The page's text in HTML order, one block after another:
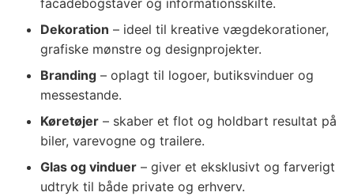
facadebogstaver og informationsskilte.
Dekoration – ideel til kreative vægdekorationer,
grafiske mønstre og designprojekter.
Branding – oplagt til logoer, butiksvinduer og
messestande.
Køretøjer – skaber et flot og holdbart resultat på
biler, varevogne og trailere.
Glas og vinduer – giver et eksklusivt og farverigt
udtryk til både private og erhverv.